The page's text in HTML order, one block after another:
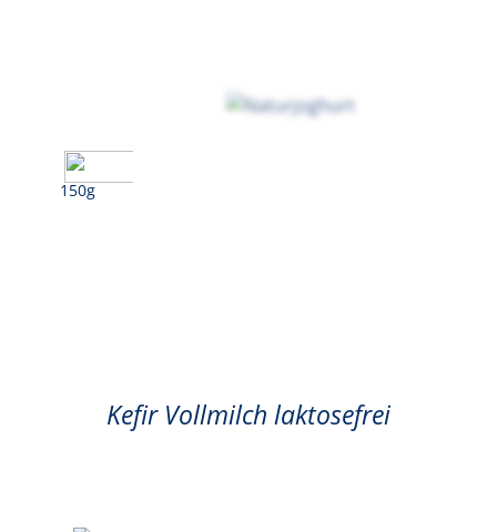
150g
Kefir Vollmilch laktosefrei